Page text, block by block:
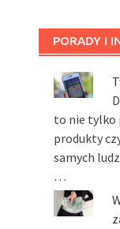
PORADY I
to nie tylko
produkty
samych
…